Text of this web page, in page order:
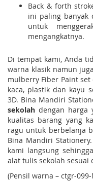
Back & forth
ini paling banyak
untuk
mengangkatnya.
Di tempat kami, Anda
warna klasik namun
mulberry Fiber Paint
kaca, plastik dan kayu
3D. Bina Mandiri
sekolahdengan harga
kualitas barang yang
ragu untuk berbelanja
Bina Mandiri
kami langsung
alat tulis sekolah sesuai
(Pensil warna – ctgr-